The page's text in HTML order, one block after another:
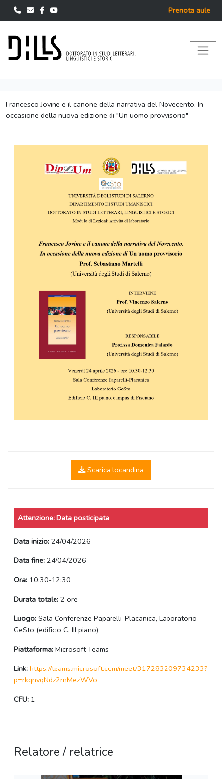
Prenota aule
Francesco Jovine e il canone della narrativa del Novecento. In
occasione della nuova edizione di "Un uomo provvisorio"
Scarica locandina
Attenzione: Data posticipata
Data inizio: 24/04/2026
Data fine: 24/04/2026
Ora: 10:30-12:30
Durata totale: 2 ore
Luogo: Sala Conferenze Paparelli-Placanica, Laboratorio
GeSto (edificio C, III piano)
Piattaforma: Microsoft Teams
Link: https://teams.microsoft.com/meet/317283209734233?
p=rkqnvqNdz2rnMezWVo
CFU: 1
Relatore / relatrice